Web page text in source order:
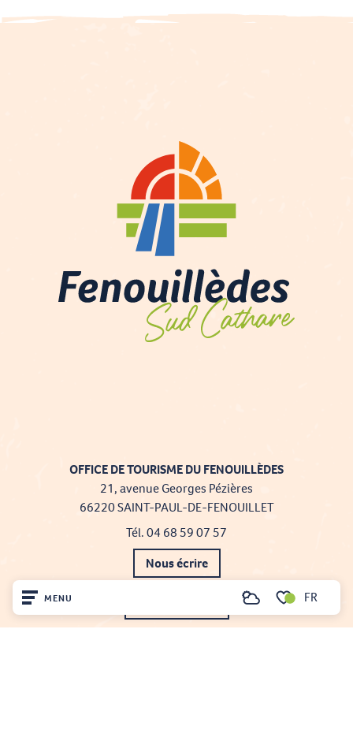
MENU
Voir les favoris
RechercheFR
OFFICE DE TOURISME DU FENOUILLÈDES
21, avenue Georges Pézières
66220 SAINT-PAUL-DE-FENOUILLET
Tél. 04 68 59 07 57
Nous écrire